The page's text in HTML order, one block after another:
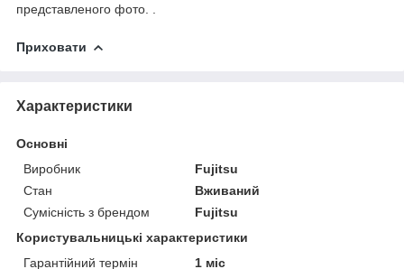
представленого фото. .
Приховати
Характеристики
Основні
Виробник
Fujitsu
Стан
Вживаний
Сумісність з брендом
Fujitsu
Користувальницькі характеристики
Гарантійний термін
1 міс